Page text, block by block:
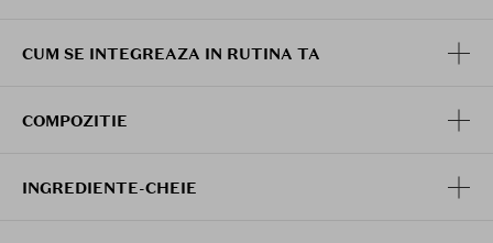
CUM SE INTEGREAZA IN RUTINA TA
COMPOZITIE
INGREDIENTE-CHEIE